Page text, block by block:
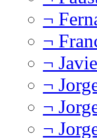
¬
¬
¬
¬
¬
¬